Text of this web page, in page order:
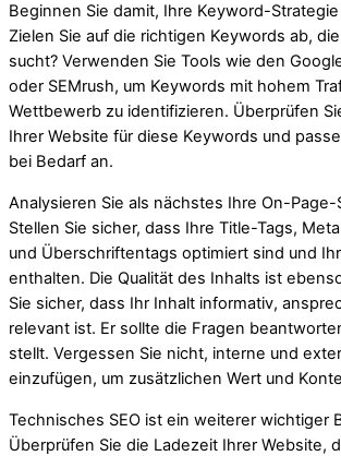
Beginnen Sie damit, Ihre Keyword-
Zielen Sie auf die richtigen Keywords ab,
sucht? Verwenden Sie Tools wie den
oder SEMrush, um Keywords mit hohem
Wettbewerb zu identifizieren. Überprüfen
Ihrer Website für diese Keywords und
bei Bedarf an.
Analysieren Sie als nächstes Ihre On-Page-
Stellen Sie sicher, dass Ihre Title-Tags,
und Überschriftentags optimiert sind und
enthalten. Die Qualität des Inhalts ist
Sie sicher, dass Ihr Inhalt informativ,
relevant ist. Er sollte die Fragen
stellt. Vergessen Sie nicht, interne und
einzufügen, um zusätzlichen Wert und
Technisches SEO ist ein weiterer wichtiger
Überprüfen Sie die Ladezeit Ihrer Website,